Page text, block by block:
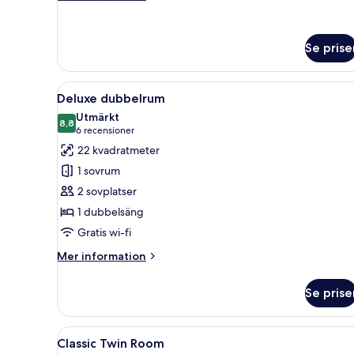
(With
Executive
Club
Access)
Se
Öppna
alla
foton
för
Deluxe
dubbelrum
Ett hotellrum med en stor
4
Deluxe dubbelrum
8,88,8 av 10
Utmärkt
6 recensioner
(6 recensioner)
22 kvadratmeter
1 sovrum
2 sovplatser
1 dubbelsäng
Gratis wi-fi
Mer information
Mer
dubbelrum
Se
Öppna
Ett hotellrum med två
5
Classic Twin Room